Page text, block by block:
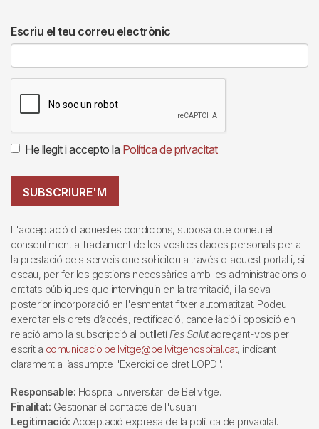
Escriu el teu correu electrònic
He llegit i accepto la Política de privacitat
SUBSCRIURE'M
L'acceptació d'aquestes condicions, suposa que doneu el
consentiment al tractament de les vostres dades personals per a
la prestació dels serveis que sol·liciteu a través d'aquest portal i, si
escau, per fer les gestions necessàries amb les administracions o
entitats públiques que intervinguin en la tramitació, i la seva
posterior incorporació en l'esmentat fitxer automatitzat. Podeu
exercitar els drets d’accés, rectificació, cancel·lació i oposició en
relació amb la subscripció al butlletí Fes Salutadreçant-vos per
escrit a comunicacio.bellvitge@bellvitgehospital.cat, indicant
clarament a l’assumpte "Exercici de dret LOPD".
Responsable: Hospital Universitari de Bellvitge.
Finalitat: Gestionar el contacte de l'usuari
Legitimació: Acceptació expresa de la política de privacitat.